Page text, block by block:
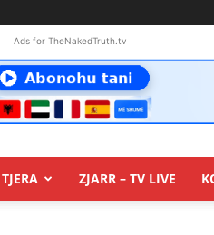
Ads for TheNakedTruth.tv
ZJARR – TV LIVE